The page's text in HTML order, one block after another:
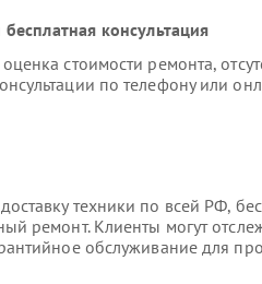
консультация
стоимости ремонта,
по телефону или
техники по всей РФ,
ремонт. Клиенты могут
обслуживание для